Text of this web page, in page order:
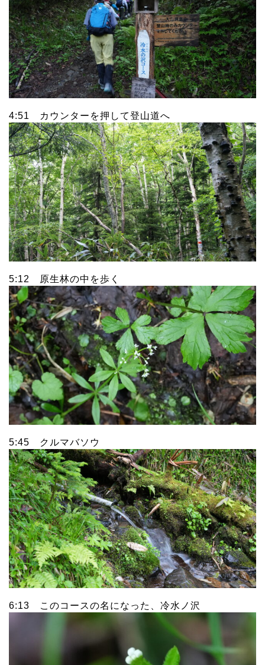
4:51 カウンターを押して登山道へ
5:12 原生林の中を歩く
5:45 クルマバソウ
6:13 このコースの名になった、冷水ノ沢